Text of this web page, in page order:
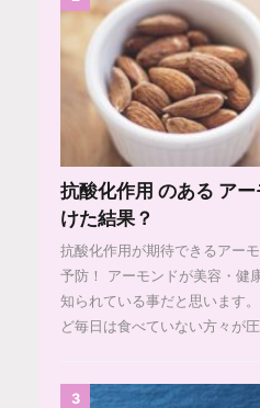
抗酸化作用 のある ア
けた結果？
抗酸化作用が期待できるアー
予防！ アーモンドが美容・健
知られている事だと思います
ど毎日は食べていない方々が
3